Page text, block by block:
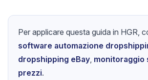
Per applicare questa guida in HGR,
software automazione
dropshipping eBay, monitoraggio
prezzi.